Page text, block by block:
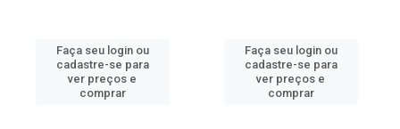
Faça seu login ou
cadastre-se para
ver preços e
comprar
Faça seu login ou
cadastre-se para
ver preços e
comprar